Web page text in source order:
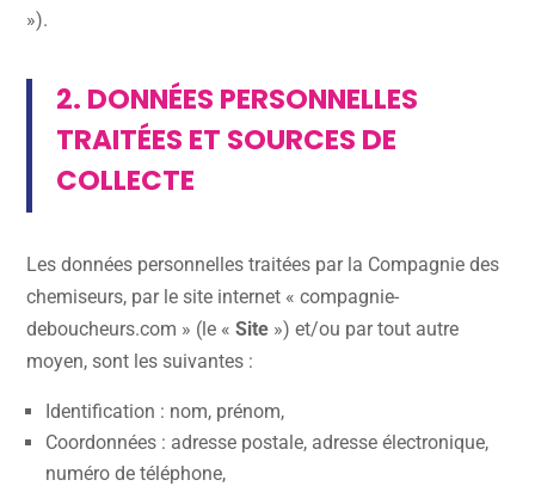
»).
2. DONNÉES PERSONNELLES
TRAITÉES ET SOURCES DE
COLLECTE
Les données personnelles traitées par la Compagnie des
chemiseurs, par le site internet « compagnie-
deboucheurs.com » (le «Site ») et/ou par tout autre
moyen, sont les suivantes :
Identification : nom, prénom,
Coordonnées : adresse postale, adresse électronique,
numéro de téléphone,